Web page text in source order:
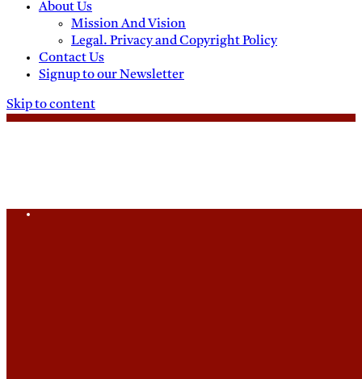
About Us
Mission And Vision
Legal. Privacy and Copyright Policy
Contact Us
Signup to our Newsletter
Skip to content